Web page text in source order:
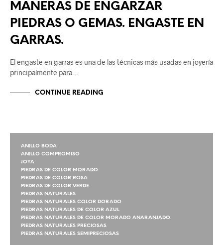
MANERAS DE ENGARZAR
PIEDRAS O GEMAS. ENGASTE EN
GARRAS.
El engaste en garras es una de las técnicas más usadas en joyería
principalmente para…
CONTINUE READING
ANILLO BODA
ANILLO COMPROMISO
JOYA
PIEDRAS DE COLOR MORADO
PIEDRAS DE COLOR ROSA
PIEDRAS DE COLOR VERDE
PIEDRAS NATURALES
PIEDRAS NATURALES COLOR DORADO
PIEDRAS NATURALES DE COLOR AZUL
PIEDRAS NATURALES DE COLOR MORADO ANARANJADO
PIEDRAS NATURALES PRECIOSAS
PIEDRAS NATURALES SEMIPRECIOSAS